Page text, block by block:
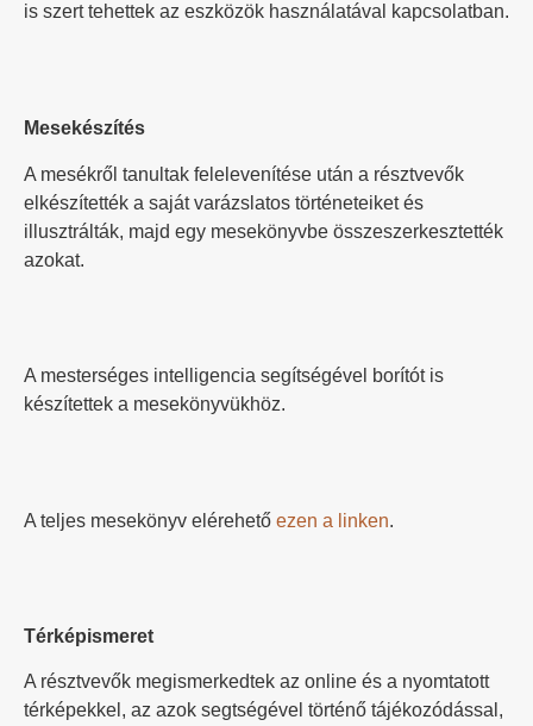
is szert tehettek az eszközök használatával kapcsolatban.
Mesekészítés
A mesékről tanultak felelevenítése után a résztvevők
elkészítették a saját varázslatos történeteiket és
illusztrálták, majd egy mesekönyvbe összeszerkesztették
azokat.
A mesterséges intelligencia segítségével borítót is
készítettek a mesekönyvükhöz.
A teljes mesekönyv elérehető ezen a linken.
Térképismeret
A résztvevők megismerkedtek az online és a nyomtatott
térképekkel, az azok segtségével történő tájékozódással,